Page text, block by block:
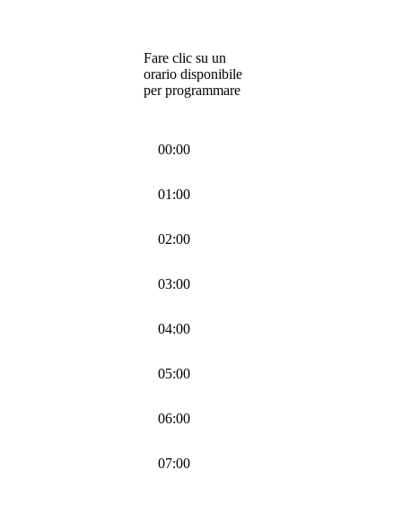
Fare clic su un
orario disponibile
per programmare
00:00
01:00
02:00
03:00
04:00
05:00
06:00
07:00